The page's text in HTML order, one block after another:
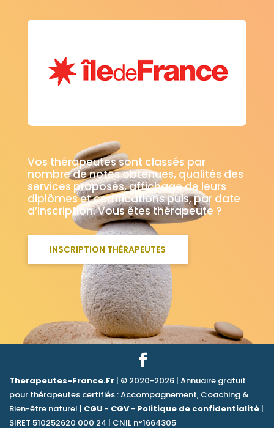
Vos thérapeutes sont classés par
nombre de notes obtenues, qualités des
services proposés, affichage de leurs
diplômes et certifications puis, par date
d’inscription. Vous êtes thérapeute ?
INSCRIPTION THÉRAPEUTES
Therapeutes-France.Fr | © 2020-2026 | Annuaire gratuit
pour thérapeutes certifiés : Accompagnement, Coaching &
Bien-être naturel | CGU - CGV- Politique de confidentialité |
SIRET 510252620 000 24 | CNIL n°1664305